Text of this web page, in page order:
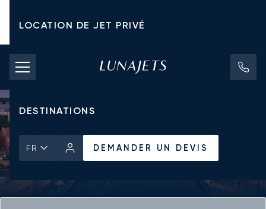
LOCATION DE JET PRIVÉ
TARIFS D'AFFRÈTEMENT
JETS PRIVÉS
DESTINATIONS
FR DEMANDER UN DEVIS